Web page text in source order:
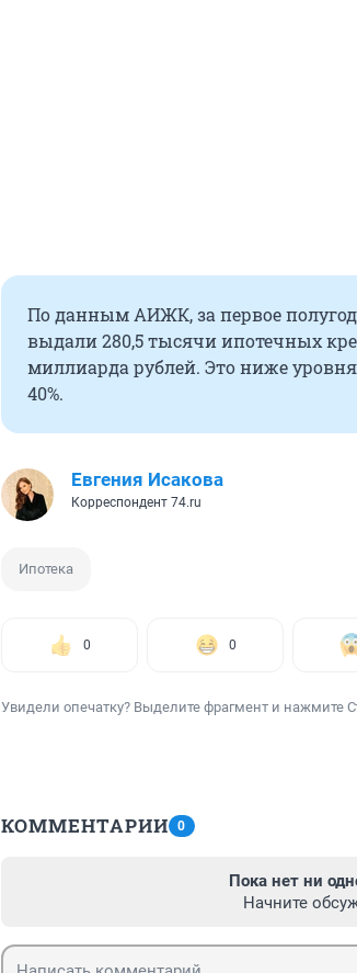
По данным АИЖК, за первое
выдали 280,5 тысячи ипотечных
миллиарда рублей. Это ниже
40%.
Евгения Исакова
Корреспондент 74.ru
Ипотека
0 0
Увидели опечатку? Выделите фрагмент и нажмите
КОММЕНТАРИИ 0
Пока нет ни
Начните